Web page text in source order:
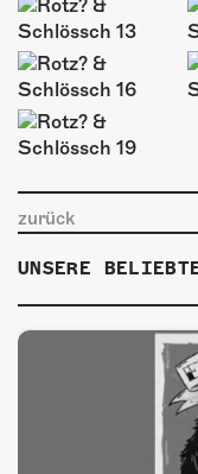
zurück
UNSERE